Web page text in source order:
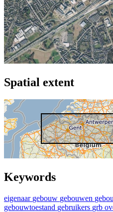
Spatial extent
Keywords
eigenaar gebouw gebouwen
gebouwtoestand gebruikers grb